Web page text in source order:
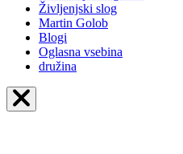
Življenjski slog
Martin Golob
Blogi
Oglasna vsebina
družina